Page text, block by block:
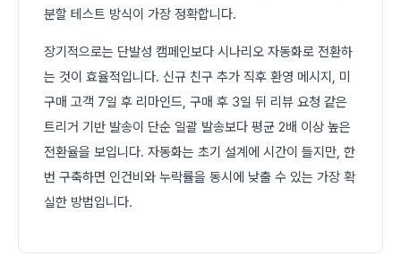
분할 테스트 방식이 가장 정확합니다.
장기적으로는 단발성 캠페인보다 시나리오 자동화로 전환하
는 것이 효율적입니다. 신규 친구 추가 직후 환영 메시지, 미
구매 고객 7일 후 리마인드, 구매 후 3일 뒤 리뷰 요청 같은
트리거 기반 발송이 단순 일괄 발송보다 평균 2배 이상 높은
전환율을 보입니다. 자동화는 초기 설계에 시간이 들지만, 한
번 구축하면 인건비와 누락률을 동시에 낮출 수 있는 가장 확
실한 방법입니다.